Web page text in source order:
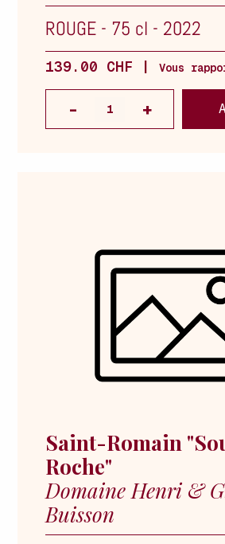
ROUGE - 75 cl - 2022
139.00 CHF | Vous
Saint-Romain
Roche"
Domaine Henri &
Buisson